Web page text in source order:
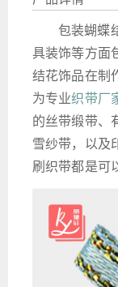
包装蝴蝶
具装饰等方面
结花饰品在制
为专业织带厂
的丝带缎带、
雪纱带，以及
刷织带都是可